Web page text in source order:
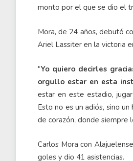
monto por el que se dio el
Mora, de 24 años, debutó
Ariel Lassiter en la victoria
"Yo quiero decirles
orgullo estar en esta
estar en este estadio,
Esto no es un adiós, sino
de corazón, donde siempre
Carlos Mora con
goles y dio 41 asistencias.